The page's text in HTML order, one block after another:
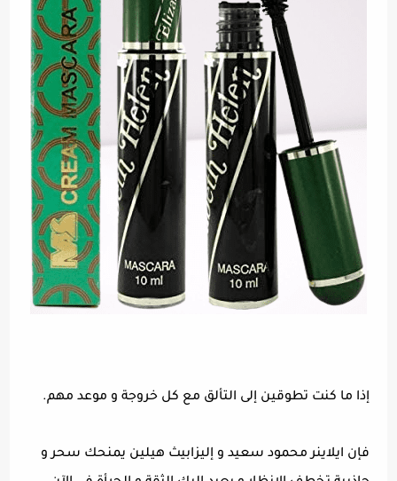
إذا ما كنت تطوقين إلى التألق مع كل خروجة و موعد مهم.
فإن ايلاينر محمود سعيد و إليزابيث هيلين يمنحك سحر و